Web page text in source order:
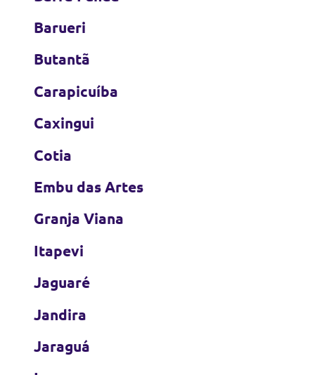
Barueri
Butantã
Carapicuíba
Caxingui
Cotia
Embu das Artes
Granja Viana
Itapevi
Jaguaré
Jandira
Jaraguá